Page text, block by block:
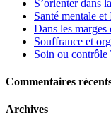
S’orienter dans
Santé mentale
Dans les marges
Souffrance et
Soin ou contrôle
Commentaires
Archives